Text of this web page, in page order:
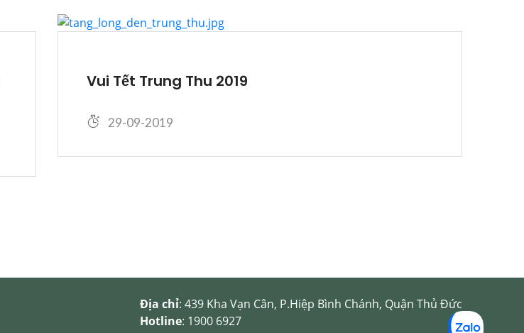
Vui Tết Trung Thu 2019
29-09-2019
Địa chỉ: 439 Kha Vạn Cân, P.Hiệp Bình Chánh, Quận Thủ Đức
Hotline: 1900 6927